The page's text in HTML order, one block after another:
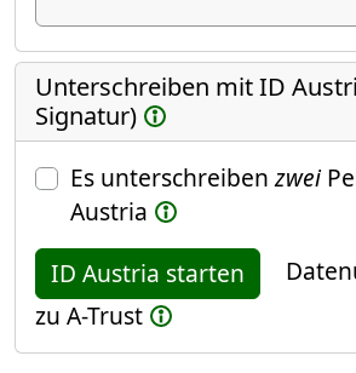
Unterschreiben mit ID
Signatur)
Es unterschreibenzwei
Austria
ID Austria starten
zu A-Trust